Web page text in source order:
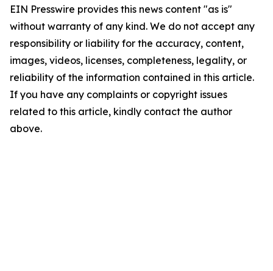
EIN Presswire provides this news content "as is"
without warranty of any kind. We do not accept any
responsibility or liability for the accuracy, content,
images, videos, licenses, completeness, legality, or
reliability of the information contained in this article.
If you have any complaints or copyright issues
related to this article, kindly contact the author
above.